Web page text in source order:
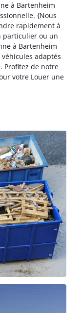
à Bartenheim
{Nous
rapidement à
particulier ou un
à Bartenheim
adaptés
Profitez de notre
votre Louer une